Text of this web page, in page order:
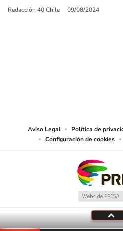
Redacción 40 Chile 09/08/2024
Aviso Legal Política de
Configuración de cookies